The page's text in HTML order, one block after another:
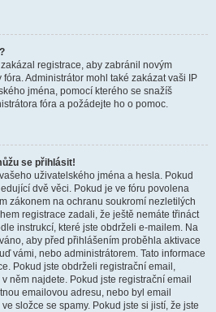
registrace, aby zabránil novým
Administrátor mohl také zakázat vaši IP
jména, pomocí kterého se snažíš
fóra a požádejte ho o pomoc.
se přihlásit!
uživatelského jména a hesla. Pokud
dvě věci. Pokud je ve fóru povolena
zákonem na ochranu soukromí nezletilých
registrace zadali, že ještě nemáte třináct
instrukcí, které jste obdrželi e-mailem. Na
aby před přihlášením proběhla aktivace
vámi, nebo administrátorem. Tato informace
Pokud jste obdrželi registrační email,
něm najdete. Pokud jste registrační email
emailovou adresu, nebo byl email
složce se spamy. Pokud jste si jistí, že jste